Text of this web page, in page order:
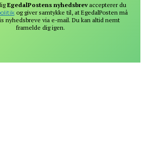
EgedalPostens nyhedsbrevaccepterer du
og giver samtykke til, at EgedalPosten må
nyhedsbreve via e-mail. Du kan altid nemt
framelde dig igen.